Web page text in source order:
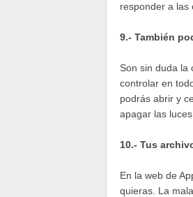
responder a las
9.- También
Son sin duda la
controlar en
podrás abrir y
apagar las luces.
10.- Tus
En la web de
quieras. La